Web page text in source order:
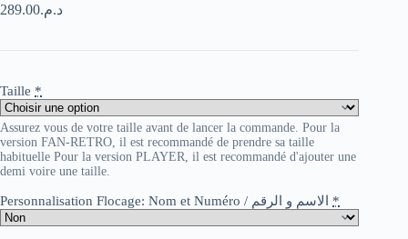
د.م.289.00
Taille *
Assurez vous de votre taille avant de lancer la commande. Pour la
version FAN-RETRO, il est recommandé de prendre sa taille
habituelle Pour la version PLAYER, il est recommandé d'ajouter une
demi voire une taille.
Personnalisation Flocage: Nom et Numéro / الاسم و الرقم *